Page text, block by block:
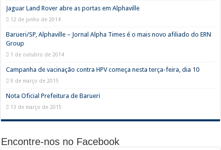
Jaguar Land Rover abre as portas em Alphaville
12 de junho de 2014
Barueri/SP, Alphaville – Jornal Alpha Times é o mais novo afiliado do ERN
Group
1 de outubro de 2014
Campanha de vacinação contra HPV começa nesta terça-feira, dia 10
9 de março de 2015
Nota Oficial Prefeitura de Barueri
13 de março de 2015
Encontre-nos no Facebook